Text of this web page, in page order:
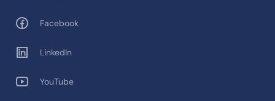
Facebook
LinkedIn
YouTube